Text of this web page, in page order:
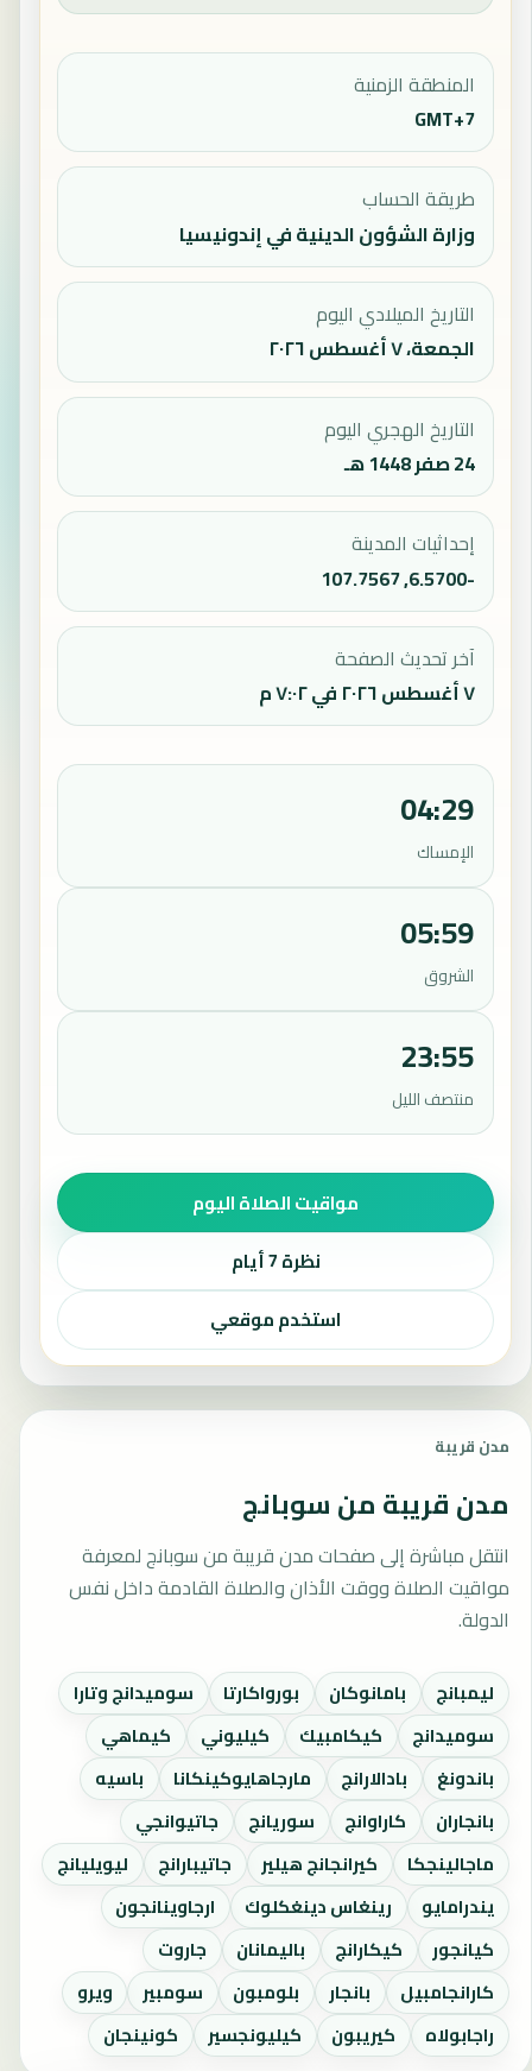
المنطقة الزمنية
GMT+7
طريقة الحساب
وزارة الشؤون الدينية في إندونيسيا
التاريخ الميلادي اليوم
الجمعة، ٧ أغسطس ٢٠٢٦
التاريخ الهجري اليوم
24 صفر 1448 هـ
إحداثيات المدينة
-6.5700, 107.7567
آخر تحديث الصفحة
٧ أغسطس ٢٠٢٦ في ٧:٠٢ م
04:29
الإمساك
05:59
الشروق
23:55
منتصف الليل
مواقيت الصلاة اليوم
نظرة 7 أيام
استخدم موقعي
مدن قريبة
مدن قريبة من سوبانج
انتقل مباشرة إلى صفحات مدن قريبة من سوبانج لمعرفة
مواقيت الصلاة ووقت الأذان والصلاة القادمة داخل نفس
الدولة.
ليمبانج بامانوكان بورواكارتا
سوميدانج وتارا
سوميدانج
كيكامبيك كيليوني
كيماهي
باندونغ
بادالارانج مارجاهايوكينكانا
باسيه
بانجاران
كاراوانج سوريانج
جاتيوانجي
ماجالينجكا
كيرانجانج هيلير جاتيبارانج
ليويليانج
يندرامايو
رينغاس دينغكلوك
ارجاوينانجون
كيانجور
كيكارانج باليمانان
جاروت
كارانجامبيل
بانجار بلومبون سومبير
ويرو
راجابولاه
كيريبون كيليونجسير كونينجان